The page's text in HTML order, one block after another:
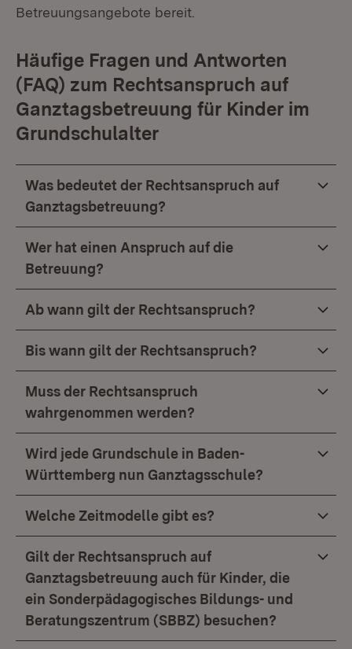
Betreuungsangebote bereit.
Häufige Fragen und Antworten
(FAQ) zum Rechtsanspruch auf
Ganztagsbetreuung für Kinder im
Grundschulalter
Was bedeutet der Rechtsanspruch auf
Ganztagsbetreuung?
Wer hat einen Anspruch auf die
Betreuung?
Ab wann gilt der Rechtsanspruch?
Bis wann gilt der Rechtsanspruch?
Muss der Rechtsanspruch
wahrgenommen werden?
Wird jede Grundschule in Baden-
Württemberg nun Ganztagsschule?
Welche Zeitmodelle gibt es?
Gilt der Rechtsanspruch auf
Ganztagsbetreuung auch für Kinder, die
ein Sonderpädagogisches Bildungs- und
Beratungszentrum (SBBZ) besuchen?